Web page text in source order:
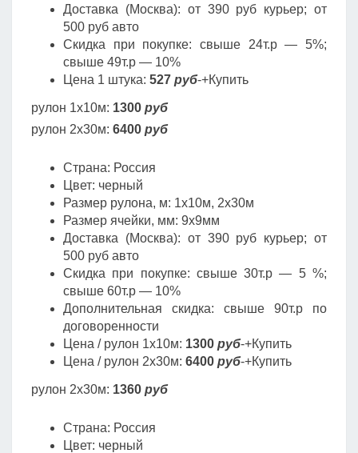
Доставка (Москва): от 390 руб курьер; от
500 руб авто
Скидка при покупке: свыше 24т.р — 5%;
свыше 49т.р — 10%
Цена 1 штука: 527 руб-+Купить
рулон 1х10м: 1300 руб
рулон 2х30м: 6400 руб
Страна: Россия
Цвет: черный
Размер рулона, м: 1х10м, 2х30м
Размер ячейки, мм: 9х9мм
Доставка (Москва): от 390 руб курьер; от
500 руб авто
Скидка при покупке: свыше 30т.р — 5 %;
свыше 60т.р — 10%
Дополнительная скидка: свыше 90т.р по
договоренности
Цена / рулон 1х10м: 1300 руб-+Купить
Цена / рулон 2х30м: 6400 руб-+Купить
рулон 2х30м: 1360 руб
Страна: Россия
Цвет: черный